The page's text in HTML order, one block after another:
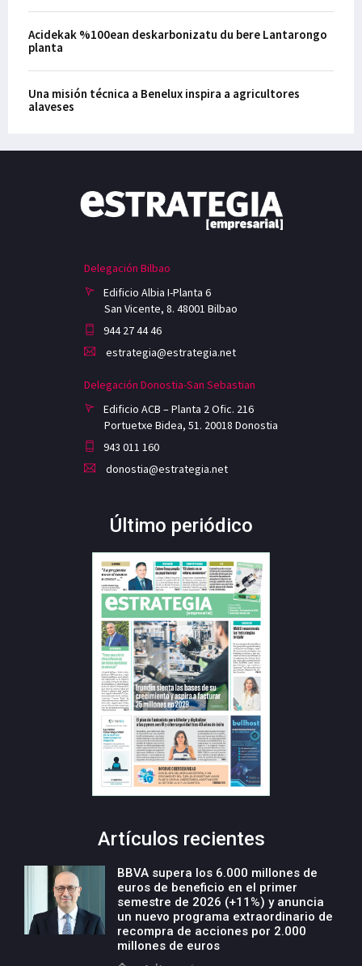
Acidekak %100ean deskarbonizatu du bere Lantarongo
planta
Una misión técnica a Benelux inspira a agricultores
alaveses
Delegación Bilbao
Edificio Albia I-Planta 6
San Vicente, 8. 48001 Bilbao
944 27 44 46
estrategia@estrategia.net
Delegación Donostia-San Sebastian
Edificio ACB – Planta 2 Ofic. 216
Portuetxe Bidea, 51. 20018 Donostia
943 011 160
donostia@estrategia.net
Último periódico
Artículos recientes
BBVA supera los 6.000 millones de
euros de beneficio en el primer
semestre de 2026 (+11%) y anuncia
un nuevo programa extraordinario de
recompra de acciones por 2.000
millones de euros